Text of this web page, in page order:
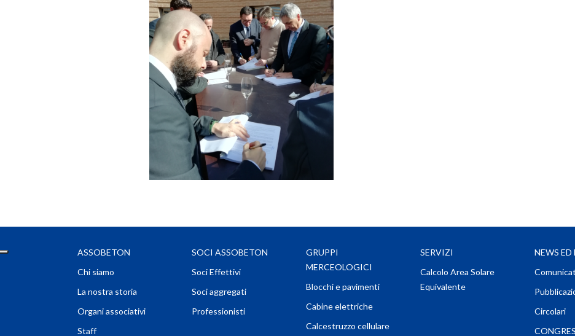
ASSOBETON
Chi siamo
La nostra storia
Organi associativi
Staff
SOCI ASSOBETON
Soci Effettivi
Soci aggregati
Professionisti
GRUPPI
MERCEOLOGICI
Blocchi e pavimenti
Cabine elettriche
Calcestruzzo cellulare
SERVIZI
Calcolo Area Solare
Equivalente
NEWS ED
Circolari